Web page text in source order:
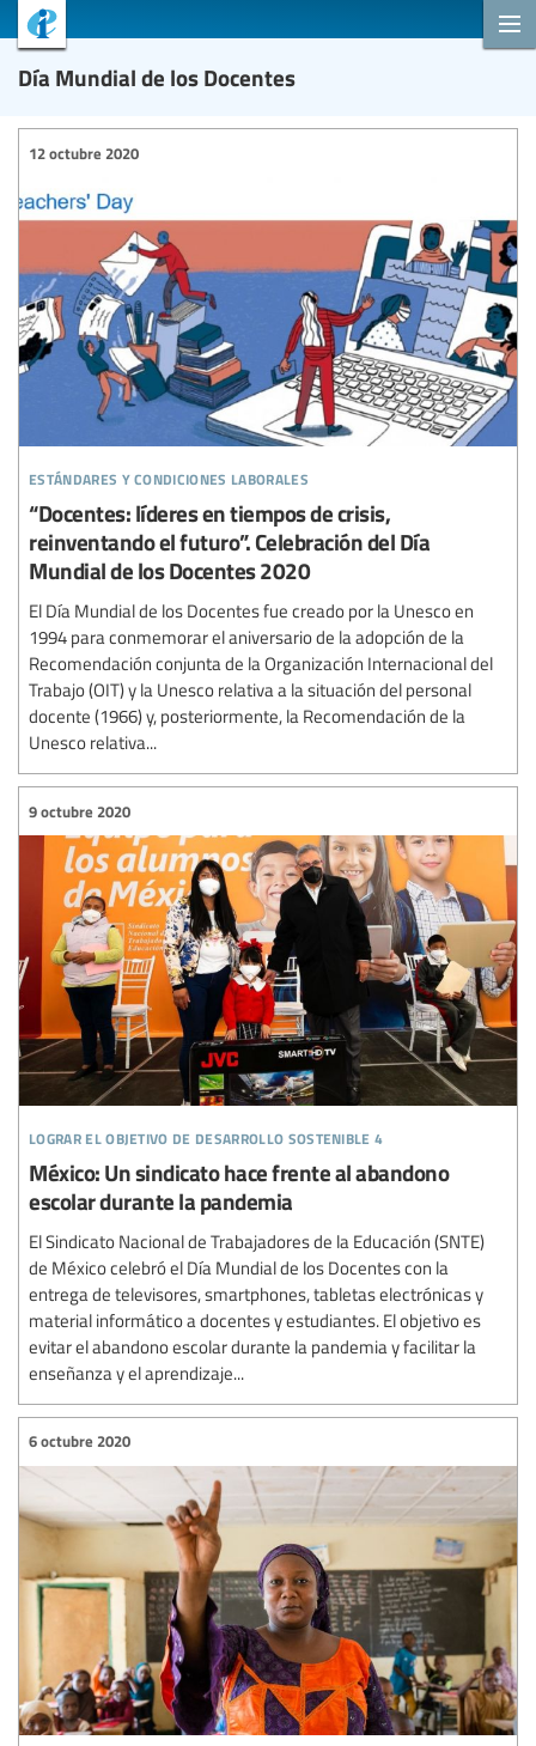
Día Mundial de los Docentes
estándares y condiciones laborales
12 octubre 2020
“Docentes: líderes en tiempos de crisis,
reinventando el futuro”. Celebración del Día
Mundial de los Docentes 2020
El Día Mundial de los Docentes fue creado por la Unesco en
1994 para conmemorar el aniversario de la adopción de la
Recomendación conjunta de la Organización Internacional del
Trabajo (OIT) y la Unesco relativa a la situación del personal
docente (1966) y, posteriormente, la Recomendación de la
Unesco relativa...
lograr el objetivo de desarrollo sostenible 4
9 octubre 2020
México: Un sindicato hace frente al abandono
escolar durante la pandemia
El Sindicato Nacional de Trabajadores de la Educación (SNTE)
de México celebró el Día Mundial de los Docentes con la
entrega de televisores, smartphones, tabletas electrónicas y
material informático a docentes y estudiantes. El objetivo es
evitar el abandono escolar durante la pandemia y facilitar la
enseñanza y el aprendizaje...
6 octubre 2020